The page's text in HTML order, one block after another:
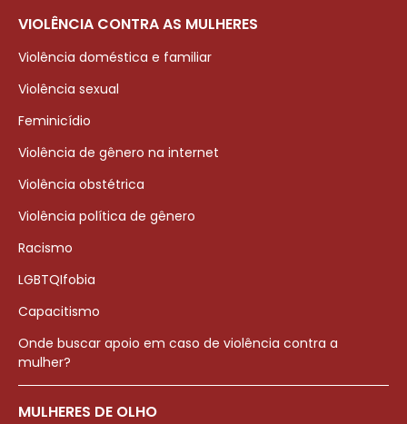
VIOLÊNCIA CONTRA AS MULHERES
Violência doméstica e familiar
Violência sexual
Feminicídio
Violência de gênero na internet
Violência obstétrica
Violência política de gênero
Racismo
LGBTQIfobia
Capacitismo
Onde buscar apoio em caso de violência contra a
mulher?
MULHERES DE OLHO